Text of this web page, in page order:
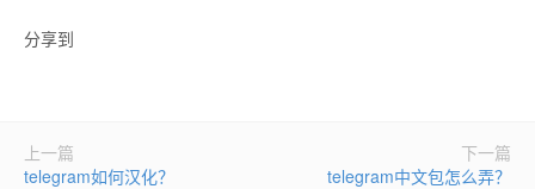
分享到
上一篇
telegram如何汉化？
下一篇
telegram中文包怎么弄？